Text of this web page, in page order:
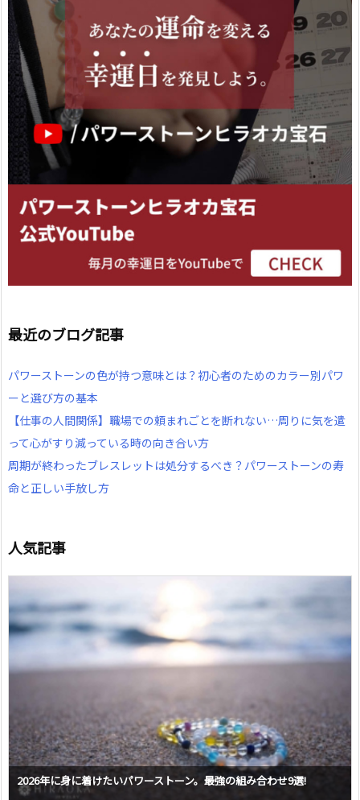
最近のブログ記事
パワーストーンの色が持つ意味とは？初心者のためのカラー別パワ
ーと選び方の基本
【仕事の人間関係】職場での頼まれごとを断れない…周りに気を遣
って心がすり減っている時の向き合い方
周期が終わったブレスレットは処分するべき？パワーストーンの寿
命と正しい手放し方
人気記事
2026年に身に着けたいパワーストーン。最強の組み合わせ9選!